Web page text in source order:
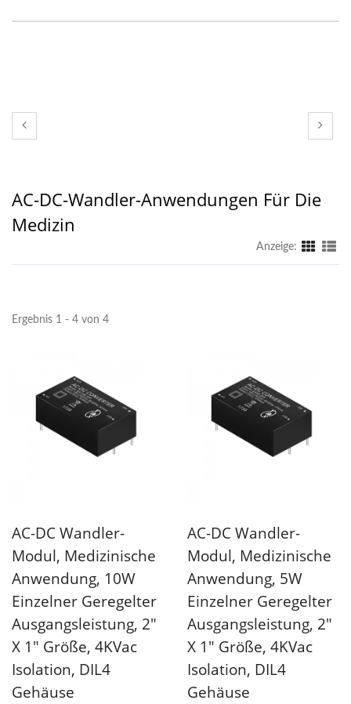
AC-DC-Wandler-Anwendungen Für Die
Medizin
Anzeige:
Ergebnis 1 - 4 von 4
AC-DC Wandler-
Modul, Medizinische
Anwendung, 10W
Einzelner Geregelter
Ausgangsleistung, 2"
X 1" Größe, 4KVac
Isolation, DIL4
Gehäuse
AC-DC Wandler-
Modul, Medizinische
Anwendung, 5W
Einzelner Geregelter
Ausgangsleistung, 2"
X 1" Größe, 4KVac
Isolation, DIL4
Gehäuse